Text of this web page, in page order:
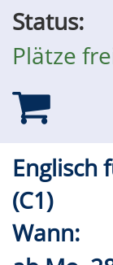
Status:
Plätze
Englisch
(C1)
Wann: